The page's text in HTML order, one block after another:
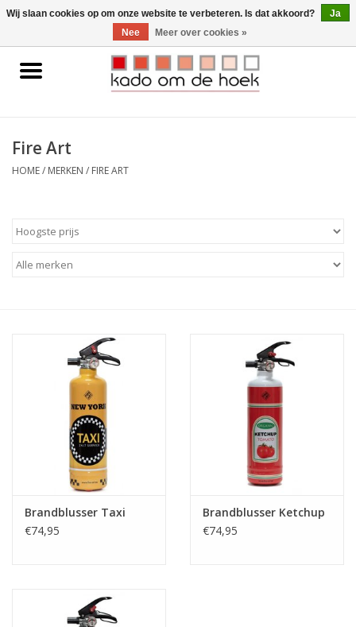
0 Artikelen - €0,00
Home
Gadgets
Fire Art
HOME/ MERKEN / FIRE ART
Brandblusser Taxi
€74,95
Brandblusser Ketchup
€74,95
Wij slaan cookies op om onze website te verbeteren. Is dat akkoord?
Ja
Nee
Meer over cookies »